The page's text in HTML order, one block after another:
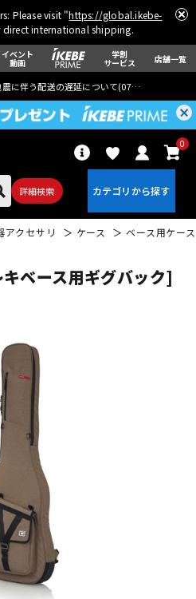
Please visit "https://global.ikebe-
direct international shipping.
イベント
動画
学割
サービス 店舗一覧
震に伴う配送の遅延について(07月29日
詳細検索
0
アクセサリ ケース ベース用ケース
ベース用ギグバック]